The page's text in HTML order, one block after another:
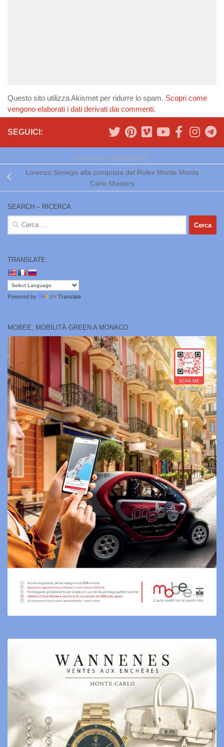
Questo sito utilizza Akismet per ridurre lo spam. Scopri come
vengono elaborati i dati derivati dai commenti.
SEGUICI:
ARTICOLO PRECEDENTE
Lorenzo Sonego alla conquista del Rolex Monte Monte
Carlo Masters
SEARCH – RICERCA
Ricerca
per:
TRANSLATE:
Powered by Translate
MOBEE, MOBILITÀ GREEN A MONACO